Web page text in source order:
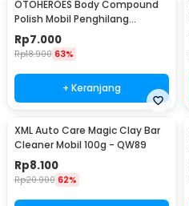
OTOHEROES Body Compound
Polish Mobil Penghilang
Goresan 15g with Spons - YYC-
508
Rp7.000
Rp18.900 63%
+ Keranjang
XML Auto Care Magic Clay Bar
Cleaner Mobil 100g - QW89
Rp8.100
Rp20.900 62%